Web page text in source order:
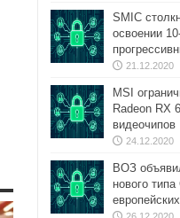
SMIC
освоении
21.12.2020
MSI
Radeon RX
видеочипов
24.12.2020
ВОЗ
нового